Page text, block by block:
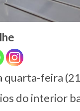
quarta-feira
do interior